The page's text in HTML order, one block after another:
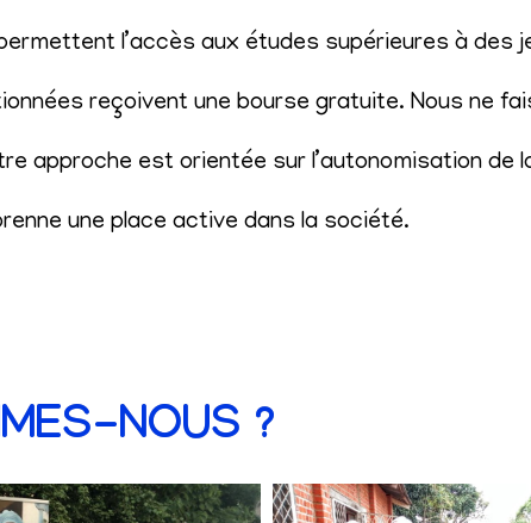
l’accès aux études supérieures à des
reçoivent une bourse gratuite. Nous ne
approche est orientée sur l’autonomisation de
une place active dans la société.
NOUS ?